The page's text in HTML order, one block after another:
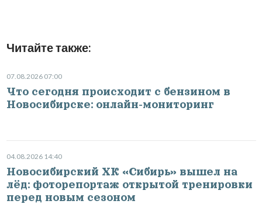
Читайте также:
07.08.2026 07:00
Что сегодня происходит с бензином в
Новосибирске: онлайн-мониторинг
04.08.2026 14:40
Новосибирский ХК «Сибирь» вышел на
лёд: фоторепортаж открытой тренировки
перед новым сезоном